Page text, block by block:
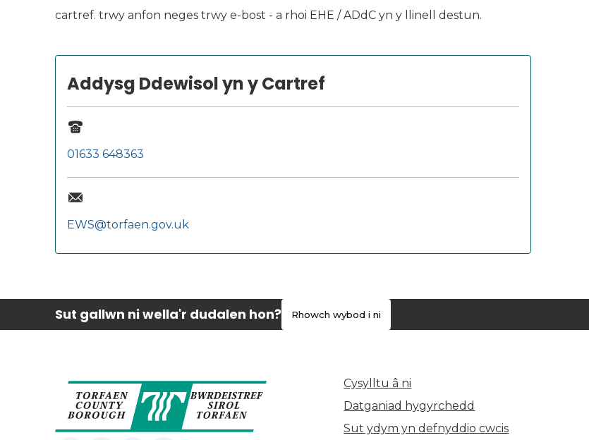
cartref. trwy anfon neges trwy e-bost - a rhoi EHE / ADdC yn y llinell destun.
Addysg Ddewisol yn y Cartref
01633 648363
EWS@torfaen.gov.uk
Sut gallwn ni wella'r dudalen hon? Rhowch wybod i ni
Cysylltu â ni
Datganiad hygyrchedd
Sut ydym yn defnyddio cwcis